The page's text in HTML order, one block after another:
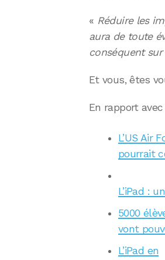
« Réduire les
aura de toute
conséquent
Et vous, êtes
En rapport
L’US Air
pourrait
L’iPad :
5000
vont
L’iPad en